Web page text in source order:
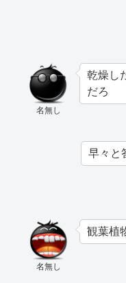
名無し
乾燥し
だろ
早々と
名無し
観葉植